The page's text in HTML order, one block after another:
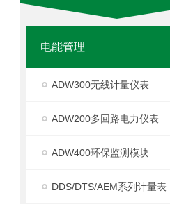
电能管理
ADW300无线计量仪表
ADW200多回路电力仪表
ADW400环保监测模块
DDS/DTS/AEM系列计量表